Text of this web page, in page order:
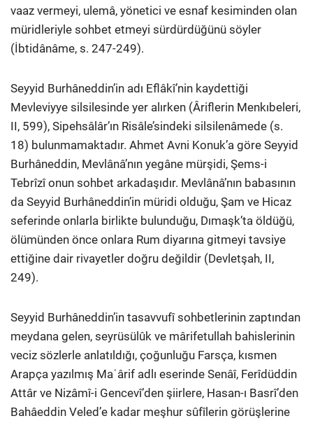
vaaz vermeyi, ulemâ, yönetici ve esnaf kesiminden olan
müridleriyle sohbet etmeyi sürdürdüğünü söyler
(İbtidânâme, s. 247-249).
Seyyid Burhâneddin’in adı Eflâkî’nin kaydettiği
Mevleviyye silsilesinde yer alırken (Âriflerin Menkıbeleri,
II, 599), Sipehsâlâr’ın Risâle’sindeki silsilenâmede (s.
18) bulunmamaktadır. Ahmet Avni Konuk’a göre Seyyid
Burhâneddin, Mevlânâ’nın yegâne mürşidi, Şems-i
Tebrîzî onun sohbet arkadaşıdır. Mevlânâ’nın babasının
da Seyyid Burhâneddin’in müridi olduğu, Şam ve Hicaz
seferinde onlarla birlikte bulunduğu, Dımaşk’ta öldüğü,
ölümünden önce onlara Rum diyarına gitmeyi tavsiye
ettiğine dair rivayetler doğru değildir (Devletşah, II,
249).
Seyyid Burhâneddin’in tasavvufî sohbetlerinin zaptından
meydana gelen, seyrüsülûk ve mârifetullah bahislerinin
veciz sözlerle anlatıldığı, çoğunluğu Farsça, kısmen
Arapça yazılmış Maʿârif adlı eserinde Senâî, Ferîdüddin
Attâr ve Nizâmî-i Gencevî’den şiirlere, Hasan-ı Basrî’den
Bahâeddin Veled’e kadar meşhur sûfîlerin görüşlerine